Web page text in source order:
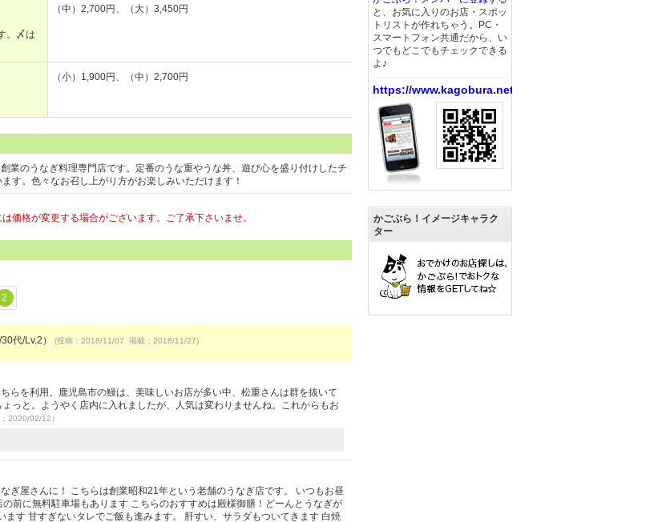
。〆は
（中）2,700円、（大）3,450円
（小）1,900円、（中）2,700円
業のうなぎ料理専門店です。定番のうな重やうな丼、遊び心を盛り付けしたチ
す。色々なお召し上がり方がお楽しみいただけます！
価格が変更する場合がございます。ご了承下さいませ。
2
代/Lv.2） (投稿：2018/11/07 掲載：2018/11/27)
らを利用。鹿児島市の鰻は、美味しいお店が多い中、松重さんは群を抜いて
っと。ようやく店内に入れましたが、人気は変わりませんね。これからもお
2020/02/12）
ぎ屋さんに！ こちらは創業昭和21年という老舗のうなぎ店です。 いつもお昼
前に無料駐車場もあります こちらのおすすめは殿様御膳！どーんとうなぎが
す 甘すぎないタレでご飯も進みます。 肝すい、サラダもついてきます 白焼
と、お気に入りのお店・スポッ
トリストが作れちゃう。PC・
スマートフォン共通だから、い
つでもどこでもチェックできる
よ♪
https://www.kagobura.net/
かごぶら！イメージキャラク
ター